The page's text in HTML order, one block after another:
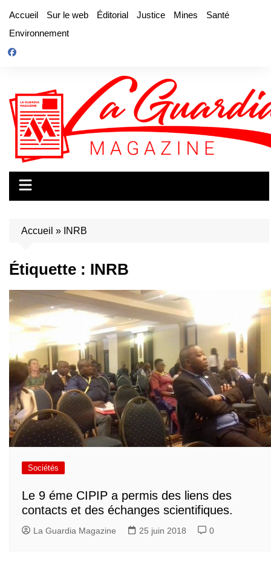
contenu
Accueil Sur le web Éditorial Justice Mines
Santé
Environnement
Accueil » INRB
Étiquette : INRB
Sociétés
Le 9 éme CIPIP a permis des liens des
contacts et des échanges scientifiques.
La Guardia Magazine 25 juin 2018 0